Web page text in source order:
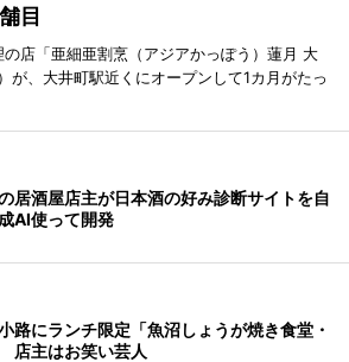
目
店「亜細亜割烹（アジアかっぽう）蓮月 大
が、大井町駅近くにオープンして1カ月がたっ
居酒屋店主が日本酒の好み診断サイトを自
AI使って開発
路にランチ限定「魚沼しょうが焼き食堂・
店主はお笑い芸人